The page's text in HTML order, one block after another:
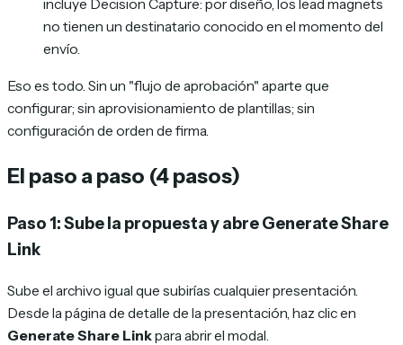
incluye Decision Capture: por diseño, los lead magnets
no tienen un destinatario conocido en el momento del
envío.
Eso es todo. Sin un "flujo de aprobación" aparte que
configurar; sin aprovisionamiento de plantillas; sin
configuración de orden de firma.
El paso a paso (4 pasos)
Paso 1: Sube la propuesta y abre Generate Share
Link
Sube el archivo igual que subirías cualquier presentación.
Desde la página de detalle de la presentación, haz clic en
Generate Share Linkpara abrir el modal.